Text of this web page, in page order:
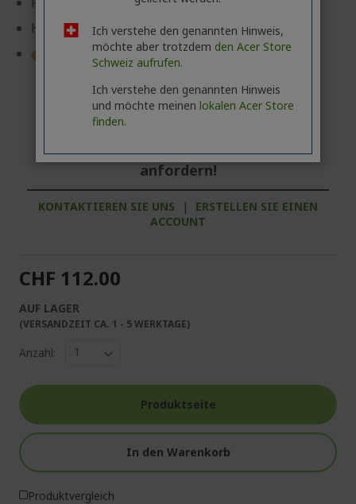
Helligkeit: 250 cd/m²
Produktdatenblatt
Geschäftskunde? Hier bestes Angebot
anfordern!
KONTAKTIEREN SIE UNS |
ERSTELLEN SIE EINEN
ACCOUNT
CHF 112.00
AUF LAGER
(VERSANDZEIT CA. 1 - 5 WERKTAGE)
Anzahl:
Produktseite
In den Warenkorb
Produktvergleich
Ich verstehe den genannten Hinweis,
möchte aber trotzdem den Acer Store
Schweiz aufrufen.
Ich verstehe den genannten Hinweis
und möchte meinen lokalen Acer Store
finden.